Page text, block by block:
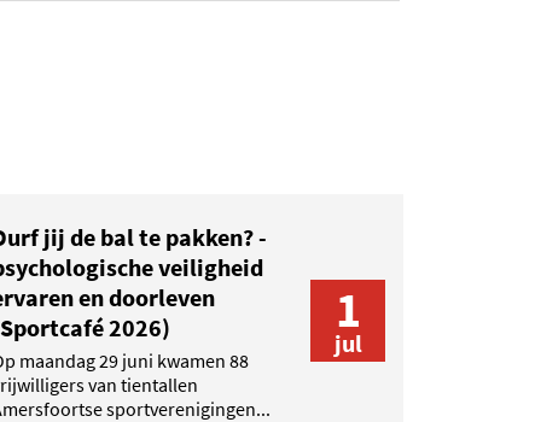
jij de bal te pakken? -
veiligheid
en doorleven
2026)
maandag 29 juni kwamen 88
van tientallen
sportverenigingen...
1
jul